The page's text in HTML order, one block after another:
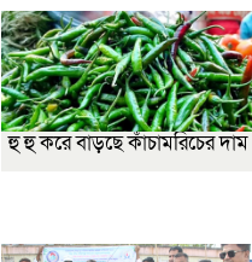
হু হু করে বাড়ছে কাঁচামরিচের দাম